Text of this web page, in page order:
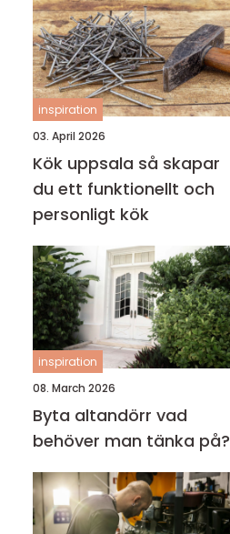
inspiration
03. April 2026
Kök uppsala så skapar
du ett funktionellt och
personligt kök
inspiration
08. March 2026
Byta altandörr vad
behöver man tänka på?